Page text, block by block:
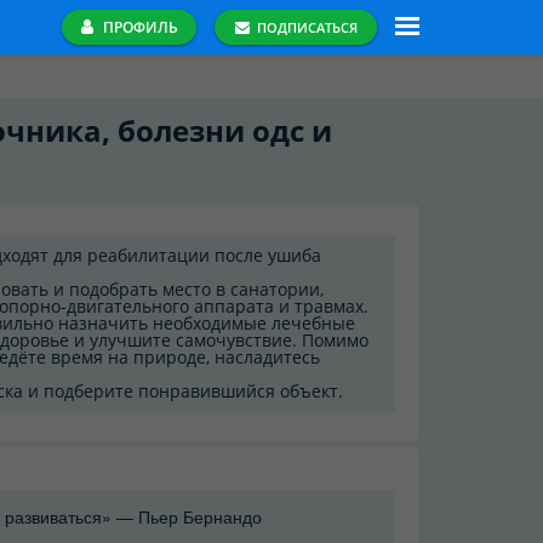
ПРОФИЛЬ ПОДПИСАТЬСЯ
болезни одс и
для реабилитации после ушиба
и подобрать место в санатории,
двигательного аппарата и травмах.
назначить необходимые лечебные
и улучшите самочувствие. Помимо
время на природе, насладитесь
и подберите понравившийся объект.
— Пьер Бернандо